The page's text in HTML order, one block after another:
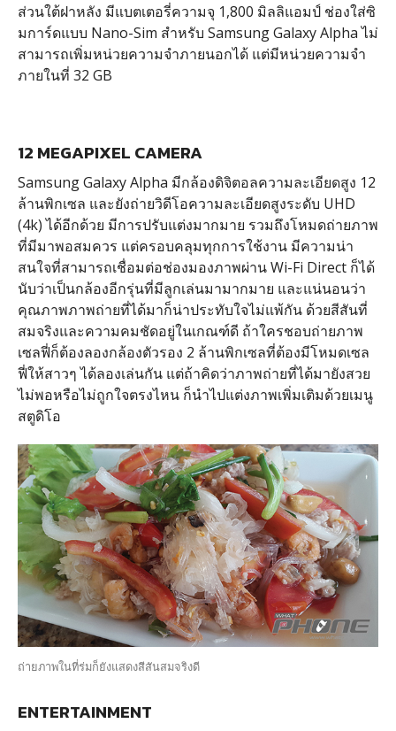
ส่วนใต้ฝาหลัง มีแบตเตอรี่ความจุ 1,800 มิลลิแอมป์ ช่องใส่ซิ
มการ์ดแบบ Nano-Sim สำหรับ Samsung Galaxy Alpha ไม่
สามารถเพิ่มหน่วยความจำภายนอกได้ แต่มีหน่วยความจำ
ภายในที่ 32 GB
12 MEGAPIXEL CAMERA
Samsung Galaxy Alpha มีกล้องดิจิตอลความละเอียดสูง 12
ล้านพิกเซล และยังถ่ายวิดีโอความละเอียดสูงระดับ UHD
(4k) ได้อีกด้วย มีการปรับแต่งมากมาย รวมถึงโหมดถ่ายภาพ
ที่มีมาพอสมควร แต่ครอบคลุมทุกการใช้งาน มีความน่า
สนใจที่สามารถเชื่อมต่อช่องมองภาพผ่าน Wi-Fi Direct ก็ได้
นับว่าเป็นกล้องอีกรุ่นที่มีลูกเล่นมามากมาย และแน่นอนว่า
คุณภาพภาพถ่ายที่ได้มาก็น่าประทับใจไม่แพ้กัน ด้วยสีสันที่
สมจริงและความคมชัดอยู่ในเกณฑ์ดี ถ้าใครชอบถ่ายภาพ
เซลฟี่ก็ต้องลองกล้องตัวรอง 2 ล้านพิกเซลที่ต้องมีโหมดเซล
ฟี่ให้สาวๆ ได้ลองเล่นกัน แต่ถ้าคิดว่าภาพถ่ายที่ได้มายังสวย
ไม่พอหรือไม่ถูกใจตรงไหน ก็นำไปแต่งภาพเพิ่มเติมด้วยเมนู
สตูดิโอ
ถ่ายภาพในที่ร่มก็ยังแสดงสีสันสมจริงดี
ENTERTAINMENT